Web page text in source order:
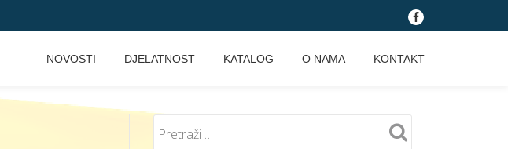
fa-
NOVOSTI DJELATNOST KATALOG O NAMA KONTAKT